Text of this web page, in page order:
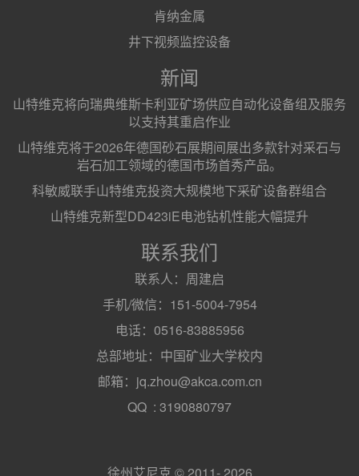
肯纳金属
井下视频监控设备
新闻
山特维克将向瑞典维斯卡利亚矿场供应自动化设备组及服务
以支持其重启作业
山特维克将于2026年德国砂石展期间展出多款针对采石与
岩石加工领域的德国市场首秀产品。
科敏威联手山特维克投资大规模地下采矿设备群组合
山特维克新型DD423iE电池钻机性能大幅提升
联系我们
联系人：周建启
手机/微信：151-5004-7954
电话：0516-83885956
总部地址：中国矿业大学校内
邮箱：jq.zhou@akca.com.cn
QQ : 3190880797